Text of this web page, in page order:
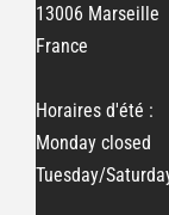
13006 Marseille
France
Horaires d'été :
Monday closed
Tuesday/